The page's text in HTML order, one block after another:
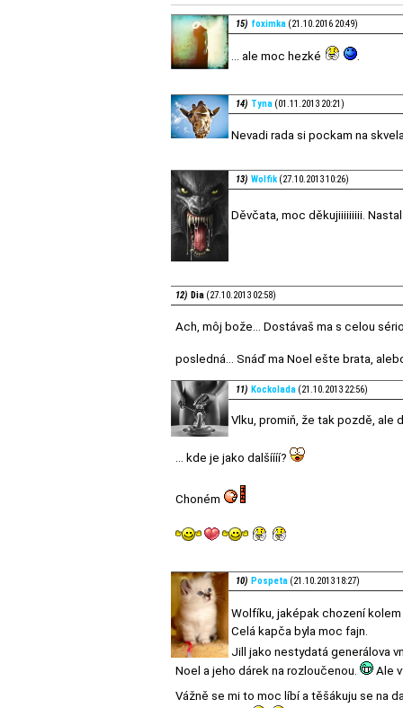
15) foximka (21.10.2016 20:49)
... ale moc hezké .
14) Tyna (01.11.2013 20:21)
Nevadi rada si pockam na
13) Wolfik (27.10.2013 10:26)
Děvčata, moc děkujiiiiiiiii.
12) Dia (27.10.2013 02:58)
Ach, môj bože... Dostávaš ma s celou
posledná... Snáď ma Noel ešte brata,
11) Kockolada (21.10.2013 22:56)
Vlku, promiň, že tak pozdě, ale
... kde je jako dalšíííí?
Choném
10) Pospeta (21.10.2013 18:27)
Wolfíku, jaképak chození
Celá kapča byla moc fajn.
Jill jako nestydatá generálova
Noel a jeho dárek na rozloučenou.
Ale
Vážně se mi to moc líbí a těšákuju se na